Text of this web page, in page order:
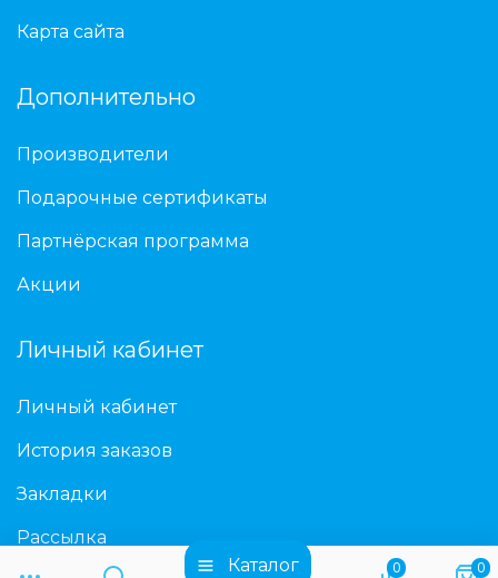
Каталог 0 0
Карта сайта
Дополнительно
Производители
Подарочные сертификаты
Партнёрская программа
Акции
Личный кабинет
Личный кабинет
История заказов
Закладки
Рассылка